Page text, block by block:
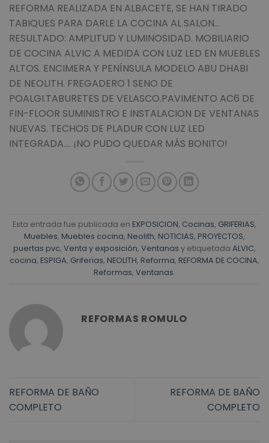
REFORMA REALIZADA EN ALBACETE, SE HAN TIRADO
TABIQUES PARA DARLE LA COCINA AL SALON…
RESULTADO: AMPLITUD Y LUMINOSIDAD. MOBILIARIO
DE COCINA ALVIC A MEDIDA CON LUZ LED EN MUEBLES
ALTOS. ENCIMERA Y PENÍNSULA MODELO ABU DHABI
DE NEOLITH. FREGADERO 1 SENO DE
POALGI.TABURETES DE VELASCO.PAVIMENTO AC6 DE
FIN-FLOOR SUMINISTRO E INSTALACION DE VENTANAS
NUEVAS. TECHOS DE PLADUR CON LUZ LED
INTEGRADA…. ¡NO PUDO QUEDAR MÁS BONITO!
Esta entrada fue publicada en EXPOSICION, Cocinas, GRIFERIAS,
Muebles, Muebles cocina, Neolith, NOTICIAS, PROYECTOS,
puertas pvc, Venta y exposición, Ventanas y etiquetada ALVIC,
cocina, ESPIGA, Griferias, NEOLITH, Reforma, REFORMA DE COCINA,
Reformas, Ventanas.
REFORMAS ROMULO
REFORMA DE BAÑO
COMPLETO
REFORMA DE BAÑO
COMPLETO